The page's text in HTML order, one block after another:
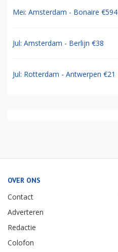
Mei: Amsterdam - Bonaire €594
Jul: Amsterdam - Berlijn €38
Jul: Rotterdam - Antwerpen €21
OVER ONS
Contact
Adverteren
Redactie
Colofon